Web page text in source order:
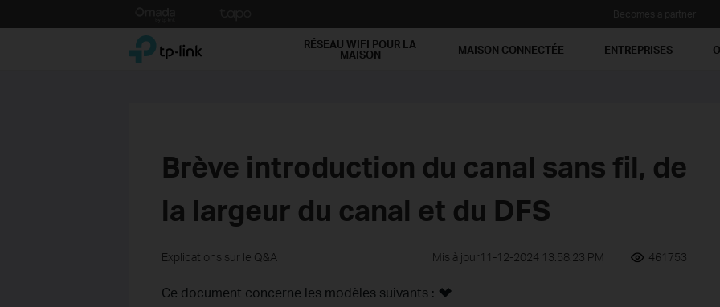
to
TP-Link, Reliably Smart RÉSEAU WIFI POUR LA
MAISON MAISON CONNECTÉE ENTREPRISES
Brève introduction du canal sans fil, de
la largeur du canal et du DFS
Explications sur le Q&A Mis à jour11-12-2024 13:58:23 PM 461753
Ce document concerne les modèles suivants :